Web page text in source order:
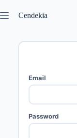
Cendekia
Email
Password